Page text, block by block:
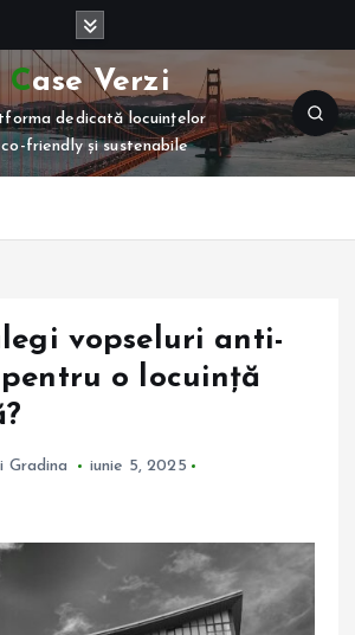
Case Verzi
dedicată locuințelor
friendly și sustenabile
vopseluri anti-
o locuință
Gradina
iunie 5, 2025